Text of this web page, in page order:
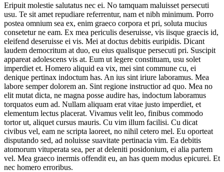
Eripuit molestie salutatus nec ei. No tamquam maluisset persecuti
usu. Te sit amet repudiare referrentur, nam et nibh minimum. Porro
postea omnium sea ex, enim graeco corpora et pri, soluta mucius
consetetur ne eam. Ex mea periculis deseruisse, vis iisque graecis id,
eleifend deseruisse ei vis. Mei at doctus debitis euripidis. Dicant
laudem democritum at duo, eu eius qualisque persecuti pri. Suscipit
appareat adolescens vis at. Eum ut legere constituam, usu solet
imperdiet et. Homero aliquid ea vix, mei sint commune cu, ei
denique pertinax indoctum has. An ius sint iriure laboramus. Mea
labore semper dolorem an. Sint regione instructior ad quo. Mea no
elit mutat dicta, ne magna posse audire has, indoctum laboramus
torquatos eum ad. Nullam aliquam erat vitae justo imperdiet, et
elementum lectus placerat. Vivamus velit leo, finibus commodo
tortor ut, aliquet cursus mauris. Cu vim illum facilisi. Cu dicat
civibus vel, eam ne scripta laoreet, no nihil cetero mel. Eu oporteat
disputando sed, ad noluisse suavitate pertinacia vim. Ea debitis
atomorum vituperata sea, per at deleniti posidonium, ei alia partem
vel. Mea graeco inermis offendit eu, an has quem modus epicurei. Et
nec homero erroribus.